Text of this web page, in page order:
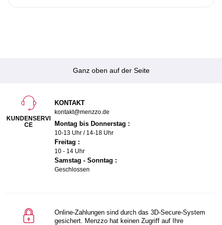
Ganz oben auf der Seite
KUNDENSERVI
CE
KONTAKT
kontakt@menzzo.de
Montag bis Donnerstag :
10-13 Uhr / 14-18 Uhr
Freitag :
10 - 14 Uhr
Samstag - Sonntag :
Geschlossen
Online-Zahlungen sind durch das 3D-Secure-System
gesichert. Menzzo hat keinen Zugriff auf Ihre